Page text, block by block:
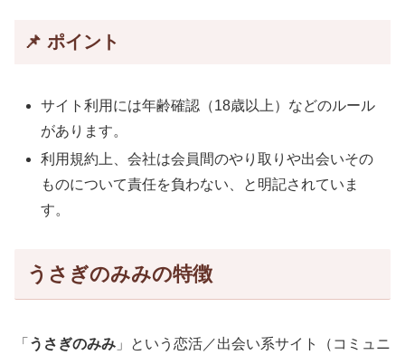
📌 ポイント
サイト利用には年齢確認（18歳以上）などのルール
があります。
利用規約上、会社は会員間のやり取りや出会いその
ものについて責任を負わない、と明記されていま
す。
うさぎのみみの特徴
「 うさぎのみみ 」という恋活／出会い系サイト（コミュニ